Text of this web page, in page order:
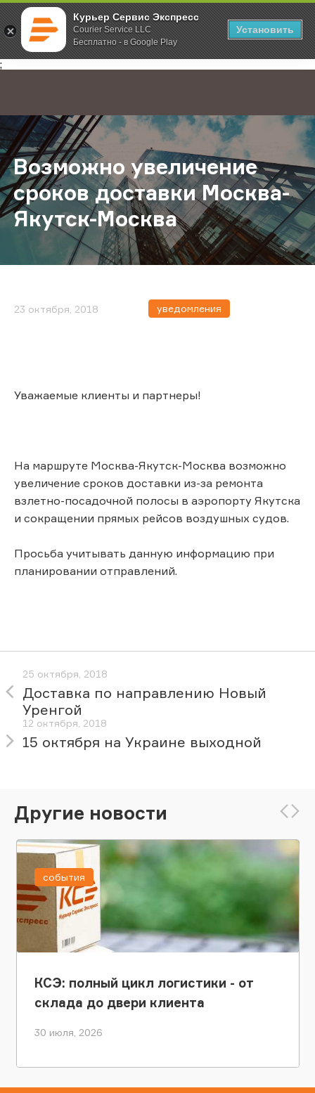
Курьер Сервис Экспресс
Courier Service LLC
Бесплатно - в Google Play
Установить
;
Главная О компании Новости Возможно увеличение сроков
Возможно увеличение
сроков доставки Москва-
Якутск-Москва
23 октября, 2018 уведомления
Уважаемые клиенты и партнеры!
На маршруте Москва-Якутск-Москва возможно
увеличение сроков доставки из-за ремонта
взлетно-посадочной полосы в аэропорту Якутска
и сокращении прямых рейсов воздушных судов.
Просьба учитывать данную информацию при
планировании отправлений.
25 октября, 2018
Доставка по направлению Новый
Уренгой
12 октября, 2018
15 октября на Украине выходной
Другие новости
КСЭ: полный цикл логистики - от
склада до двери клиента
30 июля, 2026
события